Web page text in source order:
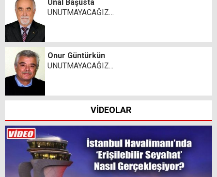
Ünal Başusta
UNUTMAYACAĞIZ…
Onur Güntürkün
UNUTMAYACAĞIZ...
VİDEOLAR